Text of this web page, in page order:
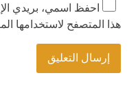
احفظ اسمي، بريدي
هذا المتصفح لاستخدامها